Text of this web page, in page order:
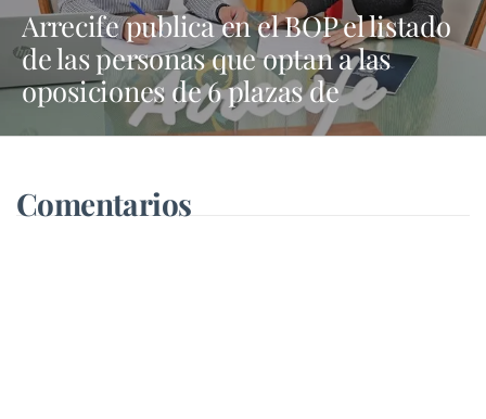
Arrecife publica en el BOP el listado
de las personas que optan a las
oposiciones de 6 plazas de
trabajadores sociales
Comentarios